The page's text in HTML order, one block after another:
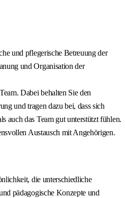
und pflegerische Betreuung der
und Organisation der
Dabei behalten Sie den
und tragen dazu bei, dass sich
auch das Team gut unterstützt fühlen.
Austausch mit Angehörigen.
die unterschiedliche
pädagogische Konzepte und